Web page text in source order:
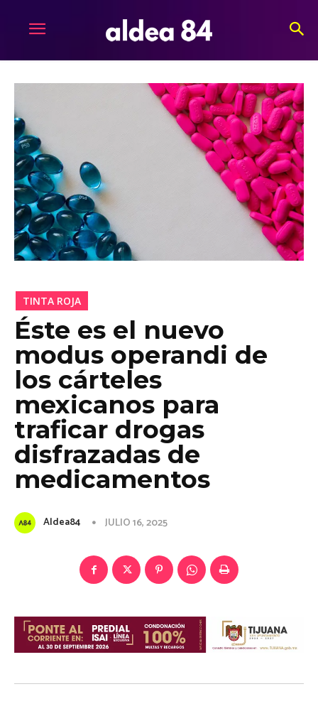
TINTA ROJA
Éste es el nuevo
modus operandi de
los cárteles
mexicanos para
traficar drogas
disfrazadas de
medicamentos
Aldea84 JULIO 16, 2025